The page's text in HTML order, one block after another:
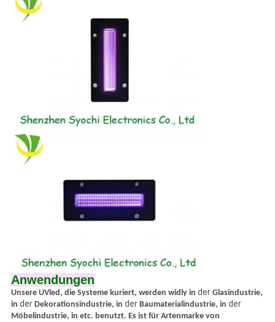
Anwendungen
Unsere UVled, die Systeme kuriert, werden widly in der Glasindustrie,
in der Dekorationsindustrie, in der Baumaterialindustrie, in der
Möbelindustrie, in etc. benutzt. Es ist für Artenmarke von